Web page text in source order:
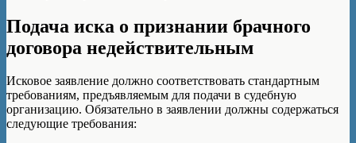
Подача иска о признании брачного
договора недействительным
Исковое заявление должно соответствовать стандартным
требованиям, предъявляемым для подачи в судебную
организацию. Обязательно в заявлении должны содержаться
следующие требования: